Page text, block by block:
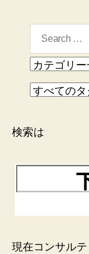
検索は
現在コンサル